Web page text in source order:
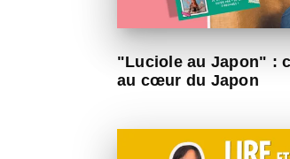
"Luciole au Japon" :
au cœur du Japon